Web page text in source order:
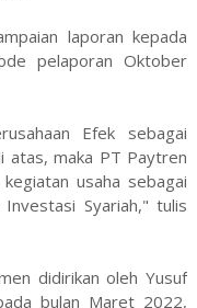
laporan kepada
pelaporan Oktober
Efek sebagai
atas, maka PT Paytren
usaha sebagai
Syariah," tulis
didirikan oleh Yusuf
bulan Maret 2022,